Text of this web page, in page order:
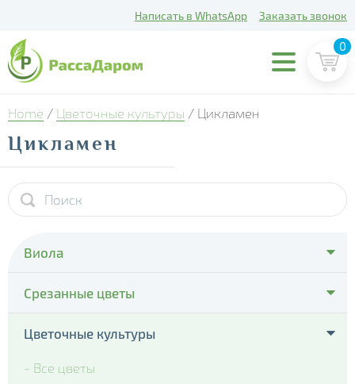
Написать в WhatsApp Заказать звонок
0
Home / Цветочные культуры / Цикламен
Цикламен
Виола
- Cello Deep Orange
- Colossus Pure Golden Yellow
- Delta Clear Color mix
Срезанные цветы
- Тюльпаны
Цветочные культуры
- Все цветы